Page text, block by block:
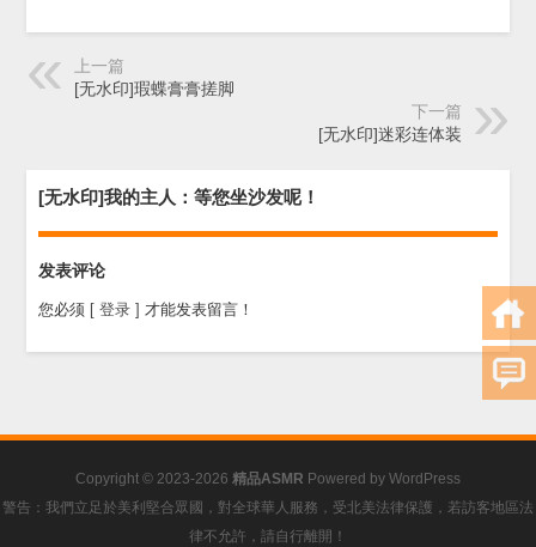
上一篇
[无水印]瑕蝶膏膏搓脚
下一篇
[无水印]迷彩连体装
[无水印]我的主人：等您坐沙发呢！
发表评论
您必须 [ 登录 ] 才能发表留言！
Copyright © 2023-2026 精品ASMR Powered by WordPress
警告：我們立足於美利堅合眾國，對全球華人服務，受北美法律保護，若訪客地區法
律不允許，請自行離開！